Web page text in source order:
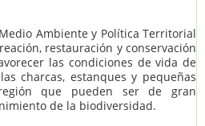
Ambiente y Política Territorial
restauración y conservación
las condiciones de vida de
charcas, estanques y pequeñas
que pueden ser de gran
de la biodiversidad.